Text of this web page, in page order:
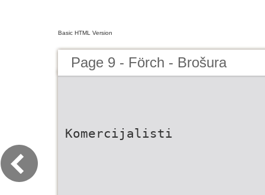
Basic HTML Version
Page 9 - Förch - Brošura
Komercijalisti